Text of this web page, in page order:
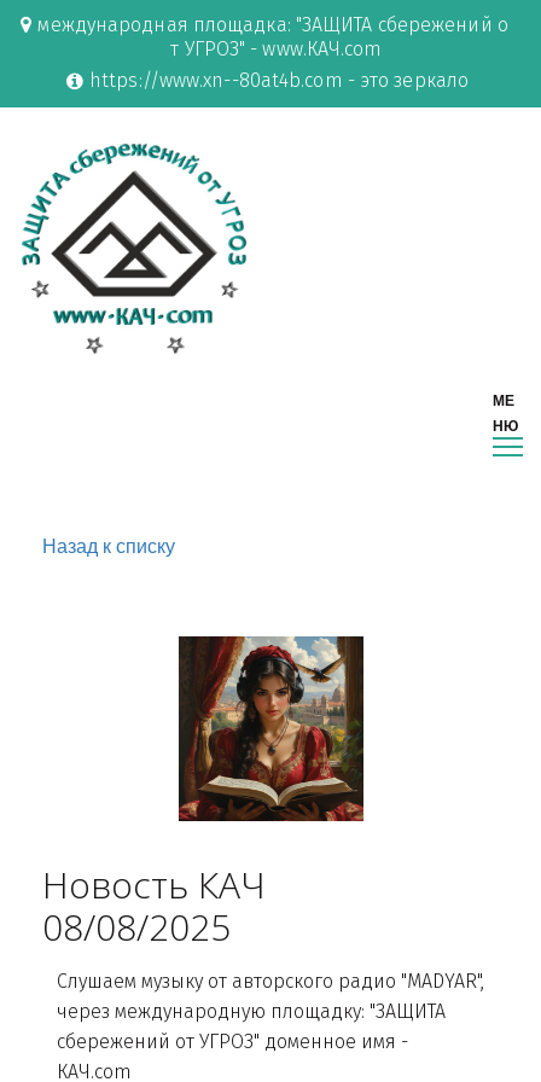
международная площадка: "ЗАЩИТА сбережений о
т УГРОЗ" - www.КАЧ.com
https://www.xn--80at4b.com - это зеркало
Назад к списку
Новость КАЧ
08/08/2025
Слушаем музыку от авторского радио "MADYAR",
через международную площадку: "ЗАЩИТА
сбережений от УГРОЗ" доменное имя -
КАЧ.com